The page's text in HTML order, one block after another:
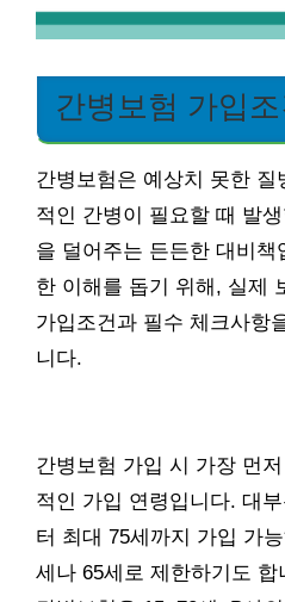
간병보험 가입
간병보험은 예상치 못한 질
적인 간병이 필요할 때 발
을 덜어주는 든든한 대비
한 이해를 돕기 위해, 실제
가입조건과 필수 체크사항
니다.
간병보험 가입 시 가장 먼
적인 가입 연령입니다. 대
터 최대 75세까지 가입 가
세나 65세로 제한하기도